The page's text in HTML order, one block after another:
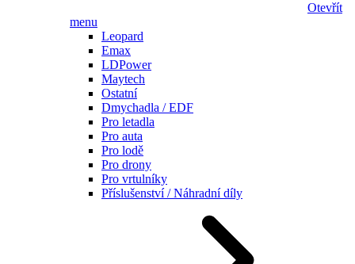
Otevřít
menu
Leopard
Emax
LDPower
Maytech
Ostatní
Dmychadla / EDF
Pro letadla
Pro auta
Pro lodě
Pro drony
Pro vrtulníky
Příslušenství / Náhradní díly